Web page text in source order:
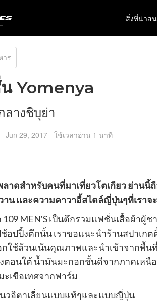
สิ่งที่น่าส
าร
Yomenya
ลางชิบุย่า
Jun 29, 2017 - ใช้เวลาอ่าน 1 นาที
าดสำหรับคนที่มาเที่ยวโตเกียว ย่านนี้ถื
น และความคาวาอี้สไตล์ญี่ปุ่นๆที่เราจ
MEN'S เป็นตึกรวมแฟชั่นเสื้อผ้าผู้
อปปิ้งตึกนั้น เราขอแนะนำร้านสปาเ
กใช้ล้วนเน้นคุณภาพและนำเข้าจากพื้น
ตอนใต้ น้ำมันมะกอกชั้นดีจากภาคเหนื
เขือเทศจากฟาร์ม
วอิตาเลี่ยนแบบแท้ๆและแบบญี่ปุ่น